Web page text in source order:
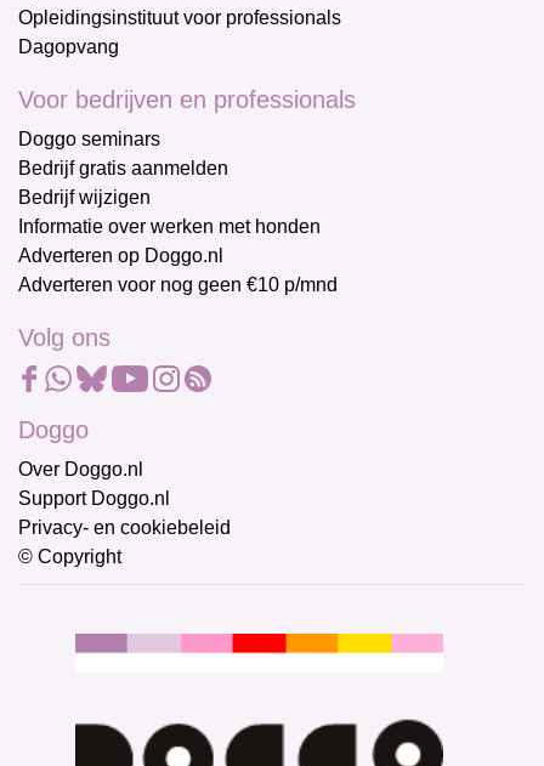
Opleidingsinstituut voor professionals
Dagopvang
Voor bedrijven en professionals
Doggo seminars
Bedrijf gratis aanmelden
Bedrijf wijzigen
Informatie over werken met honden
Adverteren op Doggo.nl
Adverteren voor nog geen €10 p/mnd
Volg ons
Doggo
Over Doggo.nl
Support Doggo.nl
Privacy- en cookiebeleid
© Copyright